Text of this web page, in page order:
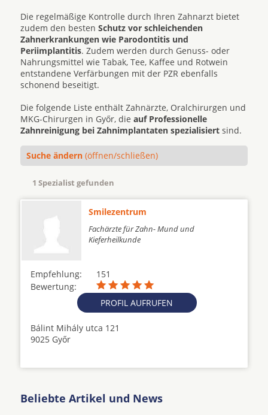
Die regelmäßige Kontrolle durch Ihren Zahnarzt bietet
zudem den besten Schutz vor schleichenden
Zahnerkrankungen wie Parodontitis und
Periimplantitis. Zudem werden durch Genuss- oder
Nahrungsmittel wie Tabak, Tee, Kaffee und Rotwein
entstandene Verfärbungen mit der PZR ebenfalls
schonend beseitigt.
Die folgende Liste enthält Zahnärzte, Oralchirurgen und
MKG-Chirurgen in Győr, die auf Professionelle
Zahnreinigung bei Zahnimplantaten spezialisiert sind.
Suche ändern (öffnen/schließen)
1 Spezialist gefunden
Smilezentrum
Fachärzte für Zahn- Mund und
Kieferheilkunde
Empfehlung:
151
Bewertung:
PROFIL AUFRUFEN
Bálint Mihály utca 121
9025 Győr
Beliebte Artikel und News